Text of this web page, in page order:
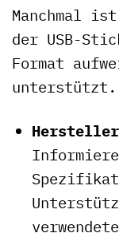
Manchmal
der USB-
Format
unterstützt.